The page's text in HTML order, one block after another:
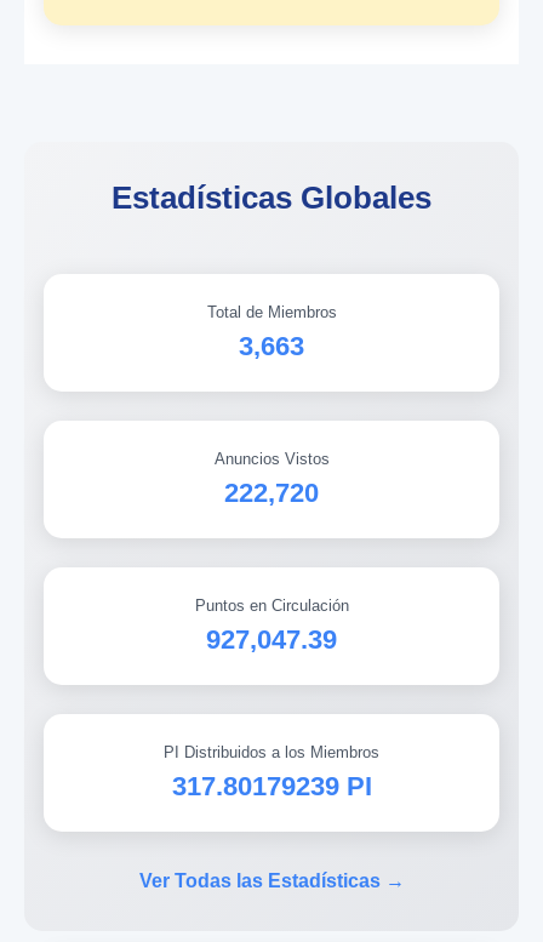
Estadísticas Globales
Total de Miembros
3,663
Anuncios Vistos
222,720
Puntos en Circulación
927,047.39
PI Distribuidos a los Miembros
317.80179239 PI
Ver Todas las Estadísticas →